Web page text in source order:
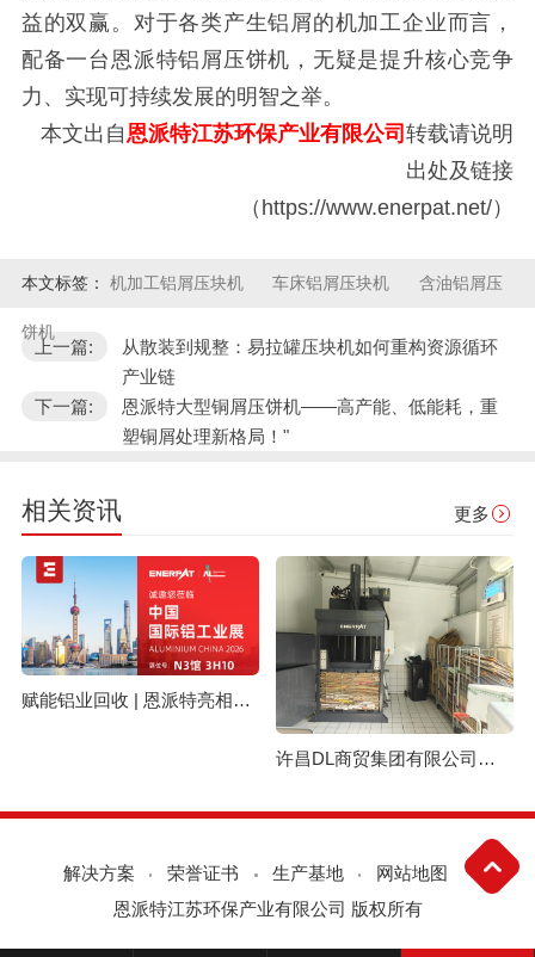
益的双赢。对于各类产生铝屑的机加工企业而言，
配备一台恩派特铝屑压饼机，无疑是提升核心竞争
力、实现可持续发展的明智之举。
本文出自恩派特江苏环保产业有限公司转载请说明
出处及链接
（https://www.enerpat.net/）
本文标签： 机加工铝屑压块机 车床铝屑压块机 含油铝屑压
饼机
上一篇:
从散装到规整：易拉罐压块机如何重构资源循环
产业链
下一篇:
恩派特大型铜屑压饼机——高产能、低能耗，重
塑铜屑处理新格局！"
相关资讯 更多
赋能铝业回收 | 恩派特亮相上海国际铝工业展
许昌DL商贸集团有限公司与恩派特定制立式废纸打包机案例
解决方案 荣誉证书 生产基地
网站地图
恩派特江苏环保产业有限公司 版权所有